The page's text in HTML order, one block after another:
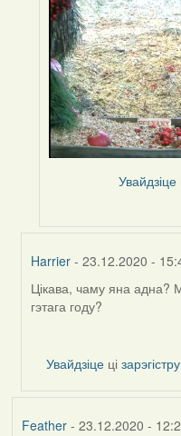
Увайдзіце
Harrier - 23.12.2020 -
In
reply
Peregrinus
Цікава, чаму яна адна?
гэтага году?
Увайдзіце ці
Feather- 23.12.2020 -